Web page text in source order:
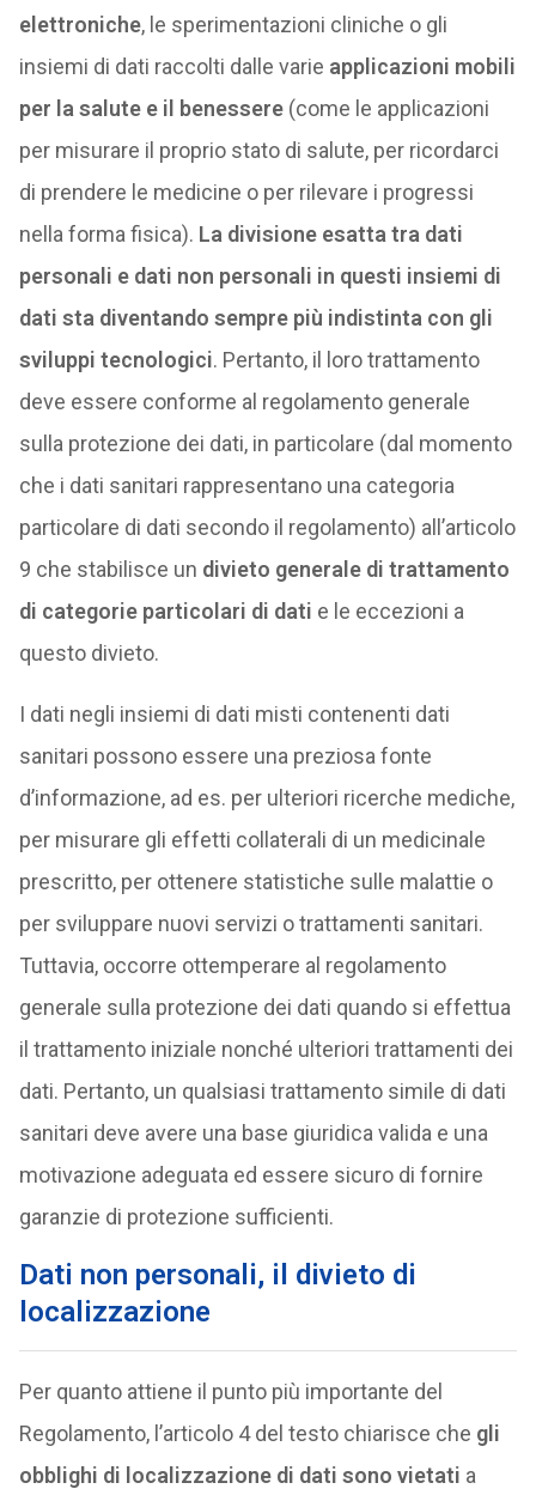
elettroniche, le sperimentazioni cliniche o gli
insiemi di dati raccolti dalle varie applicazioni mobili
per la salute e il benessere(come le applicazioni
per misurare il proprio stato di salute, per ricordarci
di prendere le medicine o per rilevare i progressi
nella forma fisica). La divisione esatta tra dati
personali e dati non personali in questi insiemi di
dati sta diventando sempre più indistinta con gli
sviluppi tecnologici. Pertanto, il loro trattamento
deve essere conforme al regolamento generale
sulla protezione dei dati, in particolare (dal momento
che i dati sanitari rappresentano una categoria
particolare di dati secondo il regolamento) all’articolo
9 che stabilisce un divieto generale di trattamento
di categorie particolari di dati e le eccezioni a
questo divieto.
I dati negli insiemi di dati misti contenenti dati
sanitari possono essere una preziosa fonte
d’informazione, ad es. per ulteriori ricerche mediche,
per misurare gli effetti collaterali di un medicinale
prescritto, per ottenere statistiche sulle malattie o
per sviluppare nuovi servizi o trattamenti sanitari.
Tuttavia, occorre ottemperare al regolamento
generale sulla protezione dei dati quando si effettua
il trattamento iniziale nonché ulteriori trattamenti dei
dati. Pertanto, un qualsiasi trattamento simile di dati
sanitari deve avere una base giuridica valida e una
motivazione adeguata ed essere sicuro di fornire
garanzie di protezione sufficienti.
Dati non personali, il divieto di
localizzazione
Per quanto attiene il punto più importante del
Regolamento, l’articolo 4 del testo chiarisce che gli
obblighi di localizzazione di dati sono vietati a